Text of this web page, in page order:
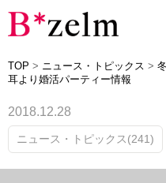
TOP > ニュース・トピックス >
耳より婚活パーティー情報
2018.12.28
ニュース・トピックス(241)